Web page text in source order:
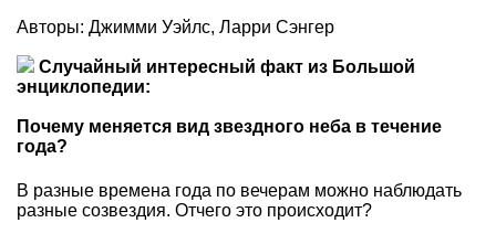
Авторы: Джимми Уэйлс, Ларри Сэнгер
Случайный интересный факт из Большой
энциклопедии:
Почему меняется вид звездного неба в течение
года?
В разные времена года по вечерам можно наблюдать
разные созвездия. Отчего это происходит?